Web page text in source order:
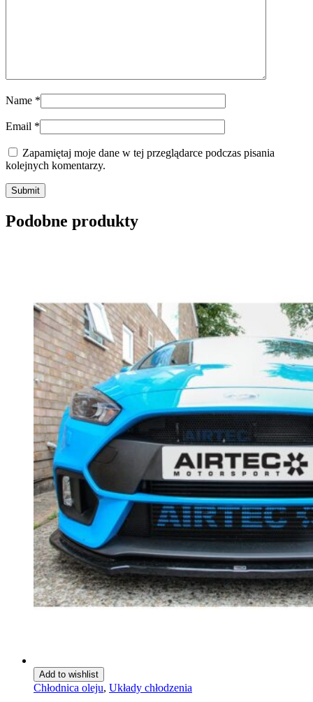
Name *
Email *
Zapamiętaj moje dane w tej przeglądarce podczas pisania
kolejnych komentarzy.
Submit
Podobne produkty
Add to wishlist
Chłodnica oleju, Układy chłodzenia